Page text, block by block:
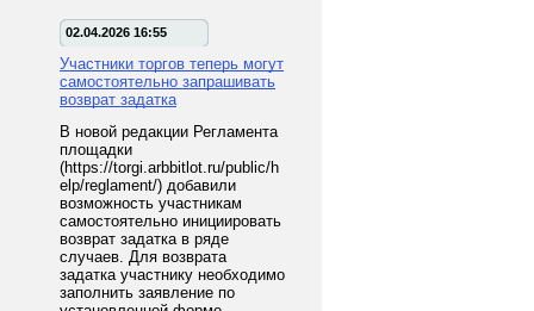
02.04.2026 16:55
Участники торгов теперь могут
самостоятельно запрашивать
возврат задатка
В новой редакции Регламента
площадки
(https://torgi.arbbitlot.ru/public/h
elp/reglament/) добавили
возможность участникам
самостоятельно инициировать
возврат задатка в ряде
случаев. Для возврата
задатка участнику необходимо
заполнить заявление по